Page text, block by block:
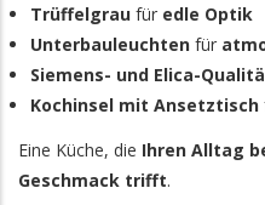
Trüffelgrau für edle Optik
Unterbauleuchten für
Siemens- und Elica-
Kochinsel mit Ansetztisch
Eine Küche, die Ihren Alltag
Geschmack trifft.